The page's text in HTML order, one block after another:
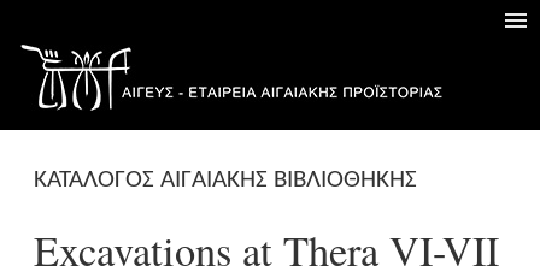
ΚΑΤΑΛΟΓΟΣ ΑΙΓΑΙΑΚΗΣ ΒΙΒΛΙΟΘΗΚΗΣ
Excavations at Thera VI-VII